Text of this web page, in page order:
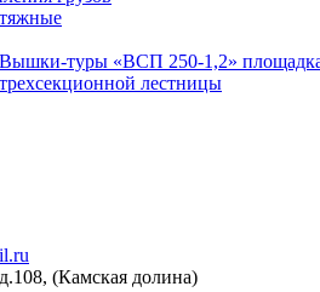
туры «ВСП 250-1,2»
лестницы
(Камская долина)